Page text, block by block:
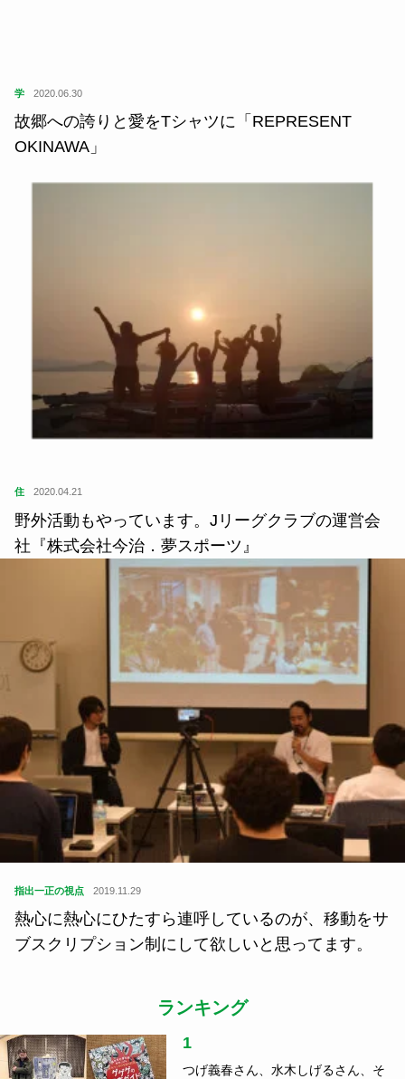
学 2020.06.30
故郷への誇りと愛をTシャツに「REPRESENT
OKINAWA」
住 2020.04.21
野外活動もやっています。Jリーグクラブの運営会
社『株式会社今治．夢スポーツ』
指出一正の視点 2019.11.29
熱心に熱心にひたすら連呼しているのが、移動をサ
ブスクリプション制にして欲しいと思ってます。
ランキング
1
つげ義春さん、水木しげるさん、そ